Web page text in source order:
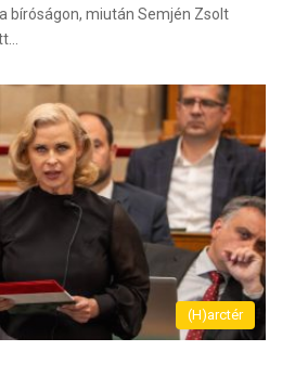
bíróságon, miután Semjén Zsolt
(H)arctér